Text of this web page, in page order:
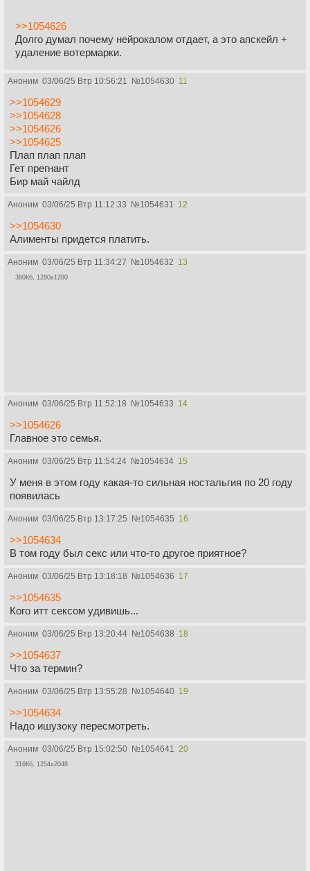
>>1054626
Долго думал почему нейрокалом отдает, а это апскейл +
удаление вотермарки.
Аноним 03/06/25 Втр 10:56:21 №1054630 11
>>1054629
>>1054628
>>1054626
>>1054625
Плап плап плап
Гет прегнант
Бир май чайлд
Аноним 03/06/25 Втр 11:12:33 №1054631 12
>>1054630
Алименты придется платить.
Аноним 03/06/25 Втр 11:34:27 №1054632 13
360Кб, 1280x1280
Аноним 03/06/25 Втр 11:52:18 №1054633 14
>>1054626
Главное это семья.
Аноним 03/06/25 Втр 11:54:24 №1054634 15
У меня в этом году какая-то сильная ностальгия по 20 году
появилась
Аноним 03/06/25 Втр 13:17:25 №1054635 16
>>1054634
В том году был секс или что-то другое приятное?
Аноним 03/06/25 Втр 13:18:18 №1054636 17
>>1054635
Кого итт сексом удивишь...
Аноним 03/06/25 Втр 13:20:44 №1054638 18
>>1054637
Что за термин?
Аноним 03/06/25 Втр 13:55:28 №1054640 19
>>1054634
Надо ишузоку пересмотреть.
Аноним 03/06/25 Втр 15:02:50 №1054641 20
316Кб, 1254x2048